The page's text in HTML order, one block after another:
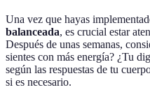
Una vez que hayas
balanceada, es crucial estar
Después de unas semanas,
sientes con más energía? ¿Tu
según las respuestas de tu
si es necesario.